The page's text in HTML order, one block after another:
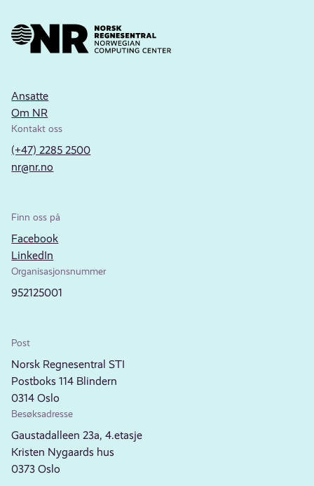
Ansatte
Om NR
Kontakt oss
(+47) 2285 2500
nr@nr.no
Finn oss på
Facebook
LinkedIn
Organisasjonsnummer
952125001
Post
Norsk Regnesentral STI
Postboks 114 Blindern
0314 Oslo
Besøksadresse
Gaustadalleen 23a, 4.etasje
Kristen Nygaards hus
0373 Oslo